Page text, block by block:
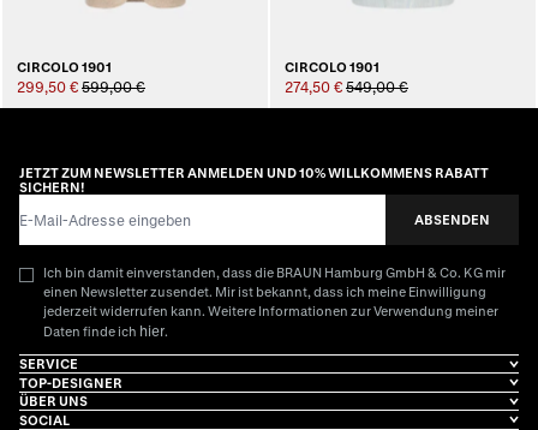
CIRCOLO 1901
299,50 € 599,00 €
CIRCOLO 1901
274,50 € 549,00 €
JETZT ZUM NEWSLETTER ANMELDEN UND 10% WILLKOMMENS RABATT
SICHERN!
ABSENDEN
Ich bin damit einverstanden, dass die BRAUN Hamburg GmbH & Co. KG mir
einen Newsletter zusendet. Mir ist bekannt, dass ich meine Einwilligung
jederzeit widerrufen kann. Weitere Informationen zur Verwendung meiner
Daten finde ich hier.
SERVICE
TOP-DESIGNER
ÜBER UNS
SOCIAL